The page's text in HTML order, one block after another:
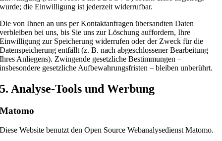
wurde; die Einwilligung ist jederzeit widerrufbar.
Die von Ihnen an uns per Kontaktanfragen übersandten Daten
verbleiben bei uns, bis Sie uns zur Löschung auffordern, Ihre
Einwilligung zur Speicherung widerrufen oder der Zweck für die
Datenspeicherung entfällt (z. B. nach abgeschlossener Bearbeitung
Ihres Anliegens). Zwingende gesetzliche Bestimmungen –
insbesondere gesetzliche Aufbewahrungsfristen – bleiben unberührt.
5. Analyse-Tools und Werbung
Matomo
Diese Website benutzt den Open Source Webanalysedienst Matomo.